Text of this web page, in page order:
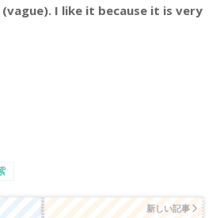
I like it because it is very
新しい記事